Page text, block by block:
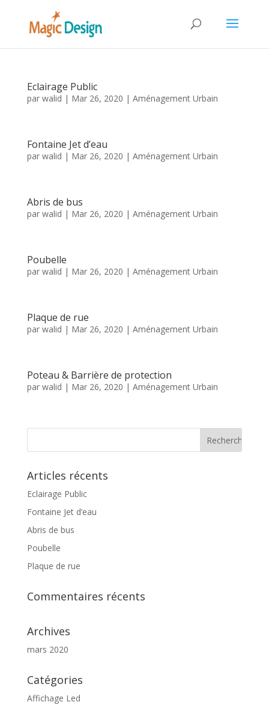
Eclairage Public
par walid | Mar 26, 2020 | Aménagement Urbain
Fontaine Jet d’eau
par walid | Mar 26, 2020 | Aménagement Urbain
Abris de bus
par walid | Mar 26, 2020 | Aménagement Urbain
Poubelle
par walid | Mar 26, 2020 | Aménagement Urbain
Plaque de rue
par walid | Mar 26, 2020 | Aménagement Urbain
Poteau & Barrière de protection
par walid | Mar 26, 2020 | Aménagement Urbain
Articles récents
Eclairage Public
Fontaine Jet d’eau
Abris de bus
Poubelle
Plaque de rue
Commentaires récents
Archives
mars 2020
Catégories
Affichage Led